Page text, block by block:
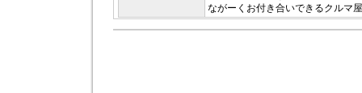
ながーくお付き合いできるクルマ